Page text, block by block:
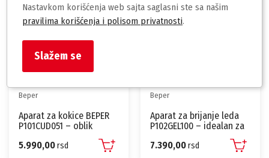
Beper
Aparat za kokice BEPER
P101CUD051 – oblik
fudbalske lopte, 1200 W,
bez ulja | BOSS
5.990,00rsd
Beper
Aparat za brijanje leda
P102GEL100 – idealan za
osvežavajuće napitke
7.390,00rsd
Nastavkom korišćenja web sajta saglasni ste sa našim
pravilima korišćenja i polisom privatnosti.
Slažem se